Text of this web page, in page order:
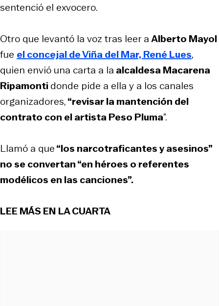
sentenció el exvocero.
Otro que levantó la voz tras leer aAlberto Mayol
fue el concejal de Viña del Mar, René Lues,
quien envió una carta a la alcaldesa Macarena
Ripamontidonde pide a ella y a los canales
organizadores,“revisar la mantención del
contrato con el artista Peso Pluma”.
Llamó a que“los narcotraficantes y asesinos”
no se convertan “en héroes o referentes
modélicos en las canciones”.
LEE MÁS EN LA CUARTA